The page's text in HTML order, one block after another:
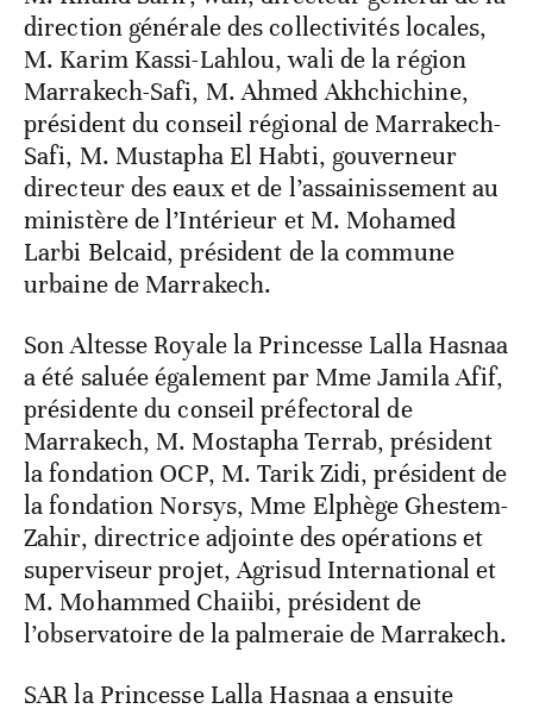
direction générale des collectivités locales,
M. Karim Kassi-Lahlou, wali de la région
Marrakech-Safi, M. Ahmed Akhchichine,
président du conseil régional de Marrakech-
Safi, M. Mustapha El Habti, gouverneur
directeur des eaux et de l’assainissement au
ministère de l’Intérieur et M. Mohamed
Larbi Belcaid, président de la commune
urbaine de Marrakech.
Son Altesse Royale la Princesse Lalla Hasnaa
a été saluée également par Mme Jamila Afif,
présidente du conseil préfectoral de
Marrakech, M. Mostapha Terrab, président
la fondation OCP, M. Tarik Zidi, président de
la fondation Norsys, Mme Elphège Ghestem-
Zahir, directrice adjointe des opérations et
superviseur projet, Agrisud International et
M. Mohammed Chaiibi, président de
l’observatoire de la palmeraie de Marrakech.
SAR la Princesse Lalla Hasnaa a ensuite